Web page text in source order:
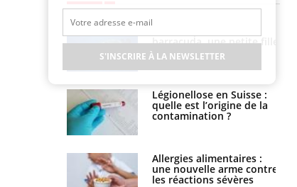
barracuda, une petite fille
secourue grâce à un
réflexe essentiel
Légionellose en Suisse :
quelle est l’origine de la
contamination ?
Allergies alimentaires :
une nouvelle arme contre
les réactions sévères
sommeil des enfants en
vacances ?
Bilan prévention : ce que
les kinés pourront
bientôt faire
TDAH : quel est ce
traitement autorisé aux
États-Unis ?
S'INSCRIRE À LA NEWSLETTER